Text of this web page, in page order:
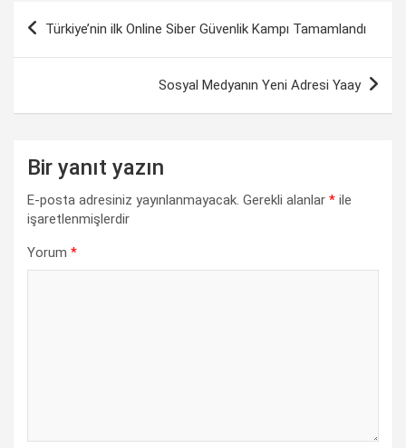
e
b
o
t
s
p
k
e
I
e
g
r
a
y
L
i
n
r
e
Yazı
gezinmesi
Türkiye’nin ilk Online Siber Güvenlik Kampı Tamamlandı
Sosyal Medyanın Yeni Adresi Yaay
Bir yanıt yazın
E-posta adresiniz yayınlanmayacak. Gerekli alanlar * ile
işaretlenmişlerdir
Yorum *